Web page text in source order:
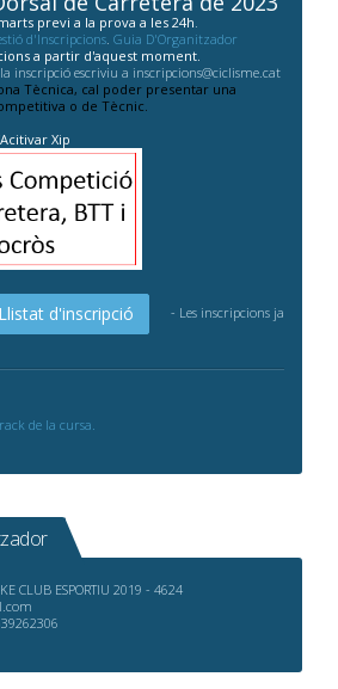
previ a la prova a les 24h.
d'Inscripcions. Guia D'Organitzador
a partir d'aquest moment.
inscripció escriviu a inscripcions@ciclisme.cat
Tècnica, cal poder presentar una
o de Tècnic.
Xip
Llistat d'inscripció
- Les inscripcions ja
de la cursa.
CLUB ESPORTIU 2019 - 4624